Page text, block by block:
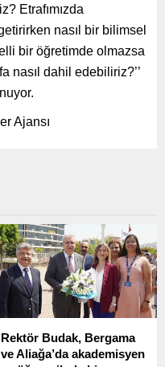
Etrafımızda
nasıl bir bilimsel
bir öğretimde olmazsa
nasıl dahil edebiliriz?’’
Ajansı
Rektör Budak, Bergama
ve Aliağa’da akademisyen